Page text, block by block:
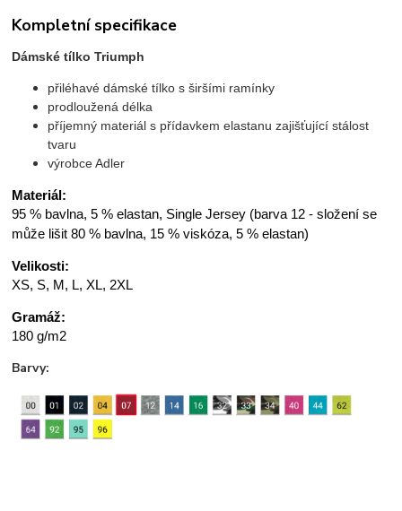
Kompletní specifikace
Dámské tílko Triumph
přiléhavé dámské tílko s širšími ramínky
prodloužená délka
příjemný materiál s přídavkem elastanu zajišťující stálost
tvaru
výrobce Adler
Materiál:
95 % bavlna, 5 % elastan, Single Jersey (barva 12 - složení se
může lišit 80 % bavlna, 15 % viskóza, 5 % elastan)
Velikosti:
XS, S, M, L, XL, 2XL
Gramáž:
180 g/m2
Barvy: